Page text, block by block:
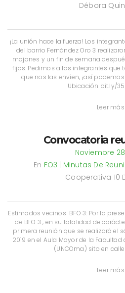
Débora
¡La unión hace la fuerza! Los
del barrio Fernández Oro 3
mojones y un fin de semana
fijos. Pedimos a los integrantes que
que nos las envíen, ¡así
Ubicación bit.ly/
Leer más
Convocatoria
Noviembre
En FO3 | Minutas De
Cooperativa 10
Estimados vecinos BFO 3: Por la
de BFO 3 , en su totalidad de
primera reunión que se realizará el
2019 en el Aula Mayor de la
(UNCOma) sito en calle
Leer más